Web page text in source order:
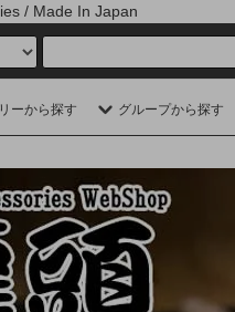
/ Made In Japan
ーから探す グループから探す